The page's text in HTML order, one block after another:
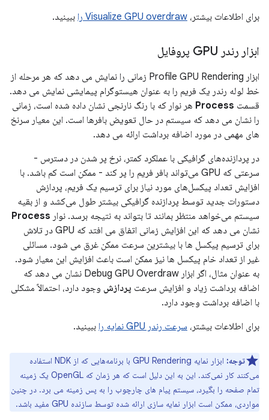
برای اطلاعات بیشتر، Visualize GPU overdraw را ببینید.
ابزار رندر GPU پروفایل
ابزار Profile GPU Rendering زمانی را نمایش می دهد که هر مرحله از
خط لوله رندر یک فریم را به عنوان هیستوگرام پیمایشی نمایش می دهد.
قسمت Process هر نوار که با رنگ نارنجی نشان داده شده است، زمانی
را نشان می دهد که سیستم در حال تعویض بافرها است. این معیار سرنخ
های مهمی در مورد اضافه برداشت ارائه می دهد.
در پردازنده‌های گرافیکی با عملکرد کمتر، نرخ پر شدن در دسترس -
سرعتی که GPU می‌تواند بافر فریم را پر کند - ممکن است کم باشد. با
افزایش تعداد پیکسل‌های مورد نیاز برای ترسیم یک فریم، پردازش
دستورات جدید توسط پردازنده گرافیکی بیشتر طول می‌کشد و از بقیه
سیستم می‌خواهد منتظر بمانند تا بتواند به نتیجه برسد. نوار Process
نشان می دهد که این افزایش زمانی اتفاق می افتد که GPU در تلاش
برای ترسیم پیکسل ها با بیشترین سرعت ممکن غرق می شود. مسائلی
غیر از تعداد خام پیکسل ها نیز ممکن است باعث افزایش این معیار شود.
به عنوان مثال، اگر ابزار Debug GPU Overdraw نشان می دهد که
اضافه برداشت زیاد و افزایش سرعت پردازش وجود دارد، احتمالاً مشکلی
با اضافه برداشت وجود دارد.
برای اطلاعات بیشتر، سرعت رندر GPU نمایه را ببینید.
توجه:
ابزار نمایه GPU Rendering با برنامه‌هایی که از NDK استفاده
می‌کنند کار نمی‌کند. این به این دلیل است که هر زمان که OpenGL یک زمینه
تمام صفحه را بگیرد، سیستم پیام های چارچوب را به پس زمینه می برد. در چنین
مواردی، ممکن است ابزار نمایه سازی ارائه شده توسط سازنده GPU مفید باشد.